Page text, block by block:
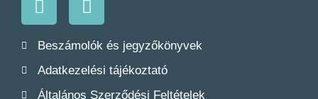
Beszámolók és jegyzőkönyvek
Adatkezelési tájékoztató
Általános Szerződési Feltételek